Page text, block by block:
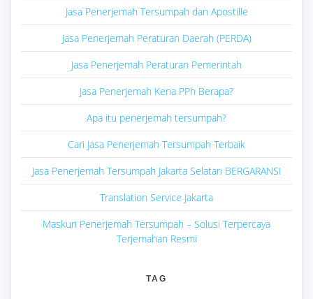
Jasa Penerjemah Tersumpah dan Apostille
Jasa Penerjemah Peraturan Daerah (PERDA)
Jasa Penerjemah Peraturan Pemerintah
Jasa Penerjemah Kena PPh Berapa?
Apa itu penerjemah tersumpah?
Cari Jasa Penerjemah Tersumpah Terbaik
Jasa Penerjemah Tersumpah Jakarta Selatan BERGARANSI
Translation Service Jakarta
Maskuri Penerjemah Tersumpah – Solusi Terpercaya
Terjemahan Resmi
TAG